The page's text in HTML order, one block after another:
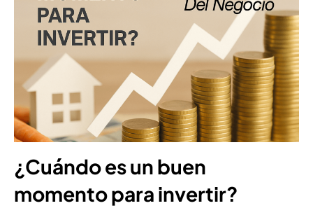
¿Cuándo es un buen
momento para invertir?